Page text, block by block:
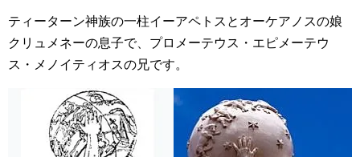
ティーターン神族の一柱イーアペトスとオーケアノスの娘
クリュメネーの息子で、プロメーテウス・エピメーテウ
ス・メノイティオスの兄です。